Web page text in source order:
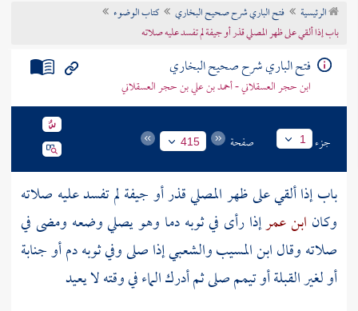
تراجم الأعلام
الرئيسية فتح الباري شرح صحيح البخاري
كتاب الوضوء
باب إذا ألقي على ظهر المصلي قذر أو جيفة لم تفسد عليه صلاته
فتح الباري شرح صحيح البخاري
ابن حجر العسقلاني - أحمد بن علي بن حجر العسقلاني
جزء 1 صفحة 415
باب إذا ألقي على ظهر المصلي قذر أو جيفة لم تفسد عليه صلاته
وكان ابن عمرإذا رأى في ثوبه دما وهو يصلي وضعه ومضى في
صلاته وقال ابن المسيب والشعبي إذا صلى وفي ثوبه دم أو جنابة
أو لغير القبلة أو تيمم صلى ثم أدرك الماء في وقته لا يعيد